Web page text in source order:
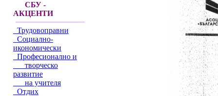
СБУ -
АКЦЕНТИ
Трудовоправни
Социално-
икономически
Професионално и
творческо
развитие
на учителя
Отдих